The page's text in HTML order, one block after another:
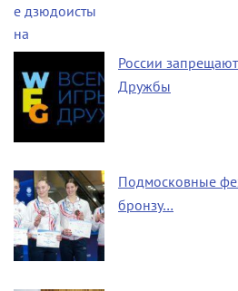
России
Дружбы
Подмосковные
бронзу…